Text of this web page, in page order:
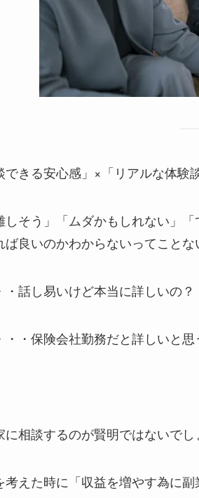
できる安心感」×「リアルな体験
しそう」「ムダかもしれない」「
良いのかわからないってことな
・話し易いけど本当に詳しいの？
・保険会社勤務だと詳しいと
相談するのが賢明ではないでし
考えた時に「収益を増やす為に